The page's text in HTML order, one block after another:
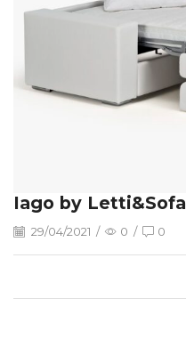
Iago by Letti&Sofa
29/04/2021 / 0 / 0